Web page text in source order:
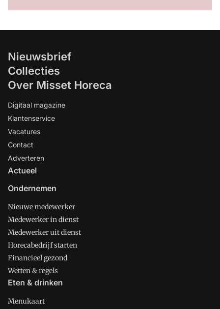
Nieuwsbrief
Collecties
Over Misset Horeca
Digitaal magazine
Klantenservice
Vacatures
Contact
Adverteren
Actueel
Ondernemen
Nieuwe medewerker
Medewerker in dienst
Medewerker uit dienst
Horecabedrijf starten
Financieel gezond
Wetten & regels
Eten & drinken
Menukaart